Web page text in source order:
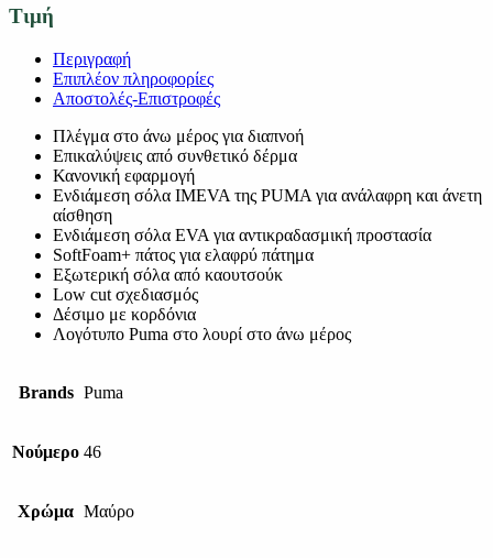
Τιμή
Περιγραφή
Επιπλέον πληροφορίες
Αποστολές-Επιστροφές
Πλέγμα στο άνω μέρος για διαπνοή
Επικαλύψεις από συνθετικό δέρμα
Κανονική εφαρμογή
Ενδιάμεση σόλα IMEVA της PUMA για ανάλαφρη και άνετη
αίσθηση
Ενδιάμεση σόλα EVA για αντικραδασμική προστασία
SoftFoam+ πάτος για ελαφρύ πάτημα
Εξωτερική σόλα από καουτσούκ
Low cut σχεδιασμός
Δέσιμο με κορδόνια
Λογότυπο Puma στο λουρί στο άνω μέρος
Brands Puma
Νούμερο 46
Χρώμα Μαύρο